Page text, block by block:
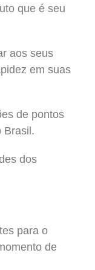
que é seu
aos seus
em suas
de pontos
Brasil.
dos
para o
de